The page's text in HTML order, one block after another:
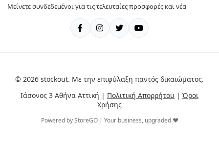
Μείνετε συνδεδεμένοι για τις τελευταίες προσφορές και νέα
© 2026 stockout. Με την επιφύλαξη παντός δικαιώματος.
Ιάσονος 3 Αθήνα Αττική | Πολιτική Απορρήτου | Όροι
Χρήσης
Powered by StoreGO | Your business, upgraded ❤️